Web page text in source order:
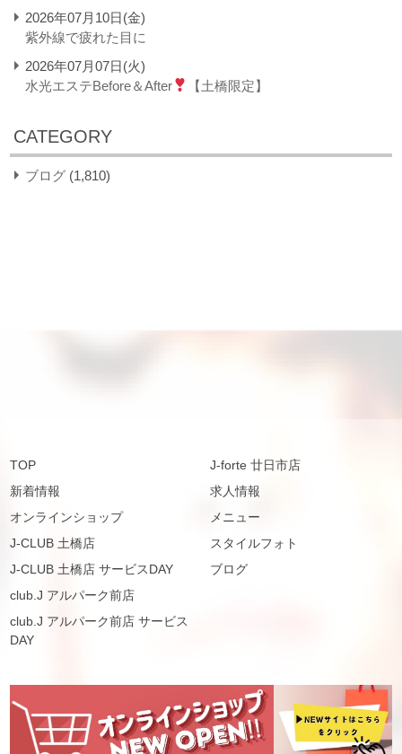
2026年07月10日(金)
紫外線で疲れた目に
2026年07月07日(火)
水光エステBefore＆After
【土橋限定】
CATEGORY
ブログ (1,810)
TOP
新着情報
オンラインショップ
J-CLUB 土橋店
J-CLUB 土橋店 サービスDAY
club.J アルパーク前店
club.J アルパーク前店 サービス
DAY
J-forte 廿日市店
求人情報
メニュー
スタイルフォト
ブログ